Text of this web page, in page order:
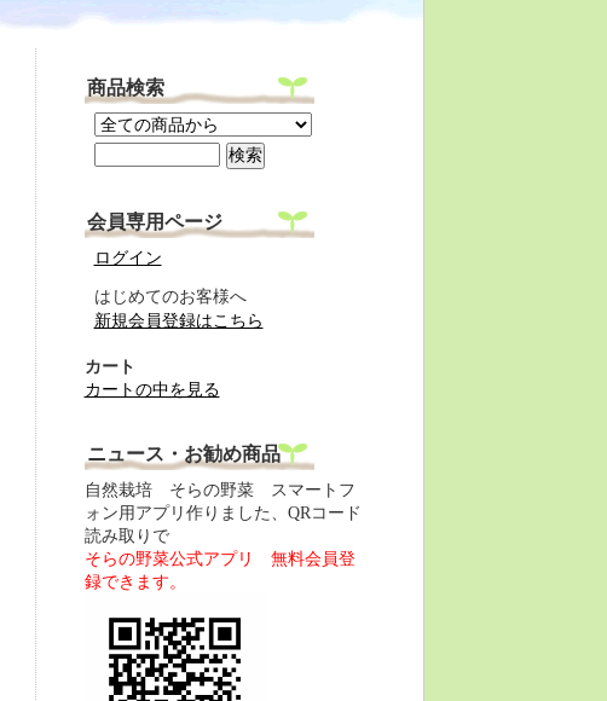
商品検索
会員専用ページ
ログイン
はじめてのお客様へ
新規会員登録はこちら
カート
カートの中を見る
ニュース・お勧め商品
自然栽培 そらの野菜 スマートフ
ォン用アプリ作りました、QRコード
読み取りで
そらの野菜公式アプリ 無料会員登
録できます。